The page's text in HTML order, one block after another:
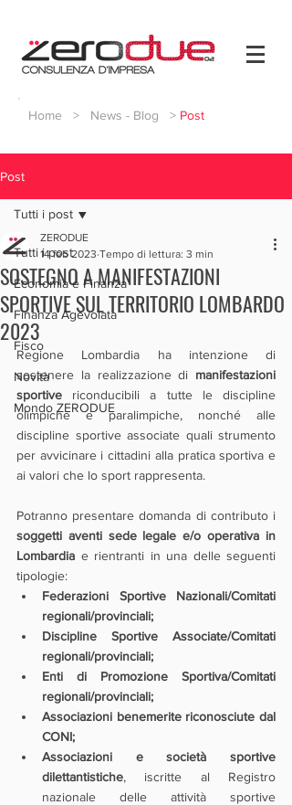
Home > News - Blog > Post
Post
Tutti i post
Economia e Finanza
Finanza Agevolata
Fisco
Novità
Mondo ZERODUE
Tutti i post
SOSTEGNO A MANIFESTAZIONI
SPORTIVE SUL TERRITORIO LOMBARDO
2023
ZERODUE
14 feb 2023 Tempo di lettura: 3 min
Regione Lombardia ha intenzione di
sostenere la realizzazione di manifestazioni
sportive riconducibili a tutte le discipline
olimpiche e paralimpiche, nonché alle
discipline sportive associate quali strumento
per avvicinare i cittadini alla pratica sportiva e
ai valori che lo sport rappresenta.
soggetti aventi sede legale e/o operativa in
Lombardia e rientranti in una delle seguenti
tipologie:
Federazioni Sportive Nazionali/Comitati
regionali/provinciali;
Discipline Sportive Associate/Comitati
regionali/provinciali;
Enti di Promozione Sportiva/Comitati
regionali/provinciali;
Associazioni benemerite riconosciute dal
CONI;
Associazioni e società sportive
dilettantistiche, iscritte al Registro
nazionale delle attività sportive